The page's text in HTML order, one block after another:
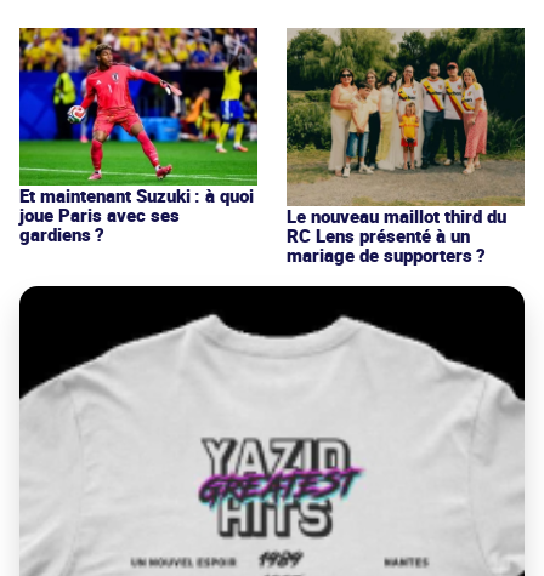
Et maintenant Suzuki : à quoi
joue Paris avec ses
gardiens ?
Le nouveau maillot third du
RC Lens présenté à un
mariage de supporters ?